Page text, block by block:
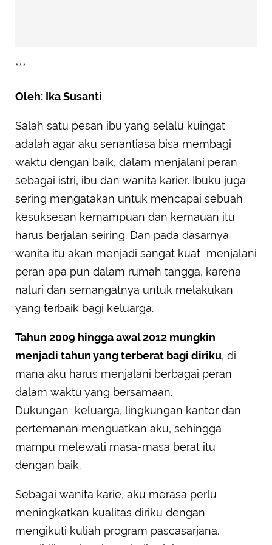
***
Oleh: Ika Susanti
Salah satu pesan ibu yang selalu kuingat
adalah agar aku senantiasa bisa membagi
waktu dengan baik, dalam menjalani peran
sebagai istri, ibu dan wanita karier. Ibuku juga
sering mengatakan untuk mencapai sebuah
kesuksesan kemampuan dan kemauan itu
harus berjalan seiring. Dan pada dasarnya
wanita itu akan menjadi sangat kuat menjalani
peran apa pun dalam rumah tangga, karena
naluri dan semangatnya untuk melakukan
yang terbaik bagi keluarga.
Tahun 2009 hingga awal 2012 mungkin
menjadi tahun yang terberat bagi diriku, di
mana aku harus menjalani berbagai peran
dalam waktu yang bersamaan.
Dukungan keluarga, lingkungan kantor dan
pertemanan menguatkan aku, sehingga
mampu melewati masa-masa berat itu
dengan baik.
Sebagai wanita karie, aku merasa perlu
meningkatkan kualitas diriku dengan
mengikuti kuliah program pascasarjana.